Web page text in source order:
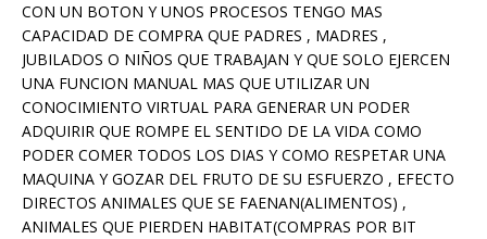
CON UN BOTON Y UNOS PROCESOS TENGO MAS
CAPACIDAD DE COMPRA QUE PADRES , MADRES ,
JUBILADOS O NIÑOS QUE TRABAJAN Y QUE SOLO EJERCEN
UNA FUNCION MANUAL MAS QUE UTILIZAR UN
CONOCIMIENTO VIRTUAL PARA GENERAR UN PODER
ADQUIRIR QUE ROMPE EL SENTIDO DE LA VIDA COMO
PODER COMER TODOS LOS DIAS Y COMO RESPETAR UNA
MAQUINA Y GOZAR DEL FRUTO DE SU ESFUERZO , EFECTO
DIRECTOS ANIMALES QUE SE FAENAN(ALIMENTOS) ,
ANIMALES QUE PIERDEN HABITAT(COMPRAS POR BIT